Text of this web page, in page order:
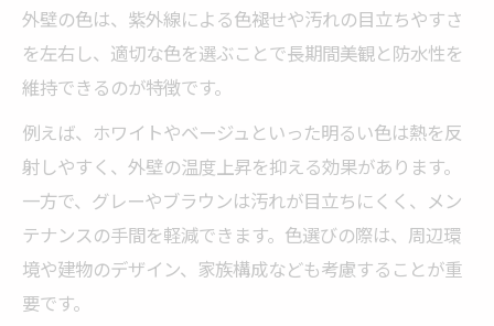
外壁の色は、紫外線による色褪せや汚れの目立ちやすさ
を左右し、適切な色を選ぶことで長期間美観と防水性を
維持できるのが特徴です。
例えば、ホワイトやベージュといった明るい色は熱を反
射しやすく、外壁の温度上昇を抑える効果があります。
一方で、グレーやブラウンは汚れが目立ちにくく、メン
テナンスの手間を軽減できます。色選びの際は、周辺環
境や建物のデザイン、家族構成なども考慮することが重
要です。